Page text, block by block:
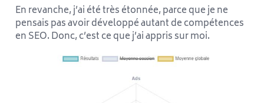
En revanche, j’ai été très étonnée, parce que je ne
pensais pas avoir développé autant de compétences
en SEO. Donc, c’est ce que j’ai appris sur moi.